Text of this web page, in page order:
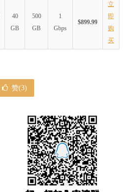
40
GB
500
GB
1
Gbps
$899.99
立
即
购
买
赞(3)